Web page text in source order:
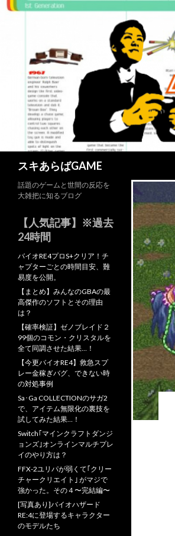
スキあらばGAME
話題のゲームと世間の反応を
大雑把に知るブログ
【人気記事】※過去
24時間
バイオRE4プロS+クリア！チ
ャプターごとの時間目安、難
易度を公開。
【まとめ】みんなのGBAの最
高傑作のソフトとその理由
は？
【確率検証】ゼノブレイド２
99個のコモン・クリスタルを
全て同調させた結果…！
【今更バイオRE4】救急スプ
レー金稼ぎバグ、できない時
の対処事例
Sa･Ga COLLECTIONのサガ2
で、アイテム無限化の裏技を
試してみた結果…！
Switch｢マインクラフトダンジ
ョンズ｣オンラインマルチプレ
イのやり方は？
FFX-2ユリパが弱くて｢クリー
チャークリエイト｣ がマジで
強かった。その４〜完結編〜
[写真あり]バイオハザード
RE:4に登場するキャラクター
のモデルたち